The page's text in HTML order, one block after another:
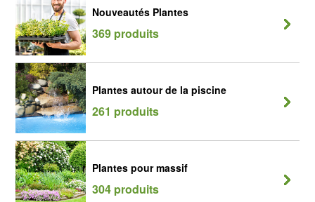
Nouveautés Plantes
369 produits
Plantes autour de la piscine
261 produits
Plantes pour massif
304 produits